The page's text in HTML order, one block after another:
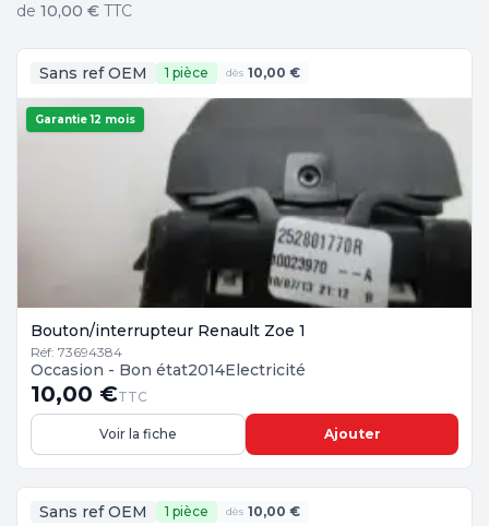
de 10,00 € TTC
Sans ref OEM 1 pièce dès 10,00 €
Garantie 12 mois
Bouton/interrupteur Renault Zoe 1
Réf: 73694384
Occasion - Bon état2014Electricité
10,00 €TTC
Voir la fiche Ajouter
Sans ref OEM 1 pièce dès 10,00 €